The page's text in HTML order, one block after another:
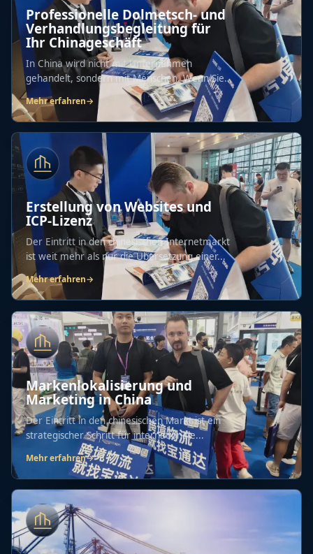
Professionelle Dolmetsch- und
Verhandlungsbegleitung für
Ihr Chinageschäft
In China wird nicht mit Unternehmen
gehandelt, sondern mit Menschen. Wenn Sie
kein...
Mehr erfahren→
Erstellung von Websites und
ICP-Lizenz
Der Eintritt in den chinesischen Internetmarkt
ist weit mehr als nur die Übersetzung einer...
Mehr erfahren→
Markenlokalisierung und
Marketing in China
Der Eintritt in den chinesischen Markt ist ein
strategischer Schritt für internationale...
Mehr erfahren→